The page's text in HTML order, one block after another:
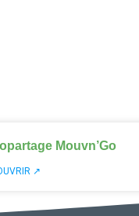
Mouvn’Go
↗